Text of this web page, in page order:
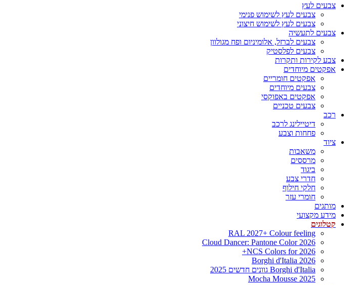
צבעים לעץ
צבעים לעץ לשימוש פנימי
צבעים לעץ לשימוש חיצוני
צבעים לתעשיה
צבעים לברזל, אלומיניום ופח מגולוון
צבעים לפלסטיק
צבע לקירות ותקרות
אפקטים מיוחדים
אפקטים חומריים
צבעים מיוחדים
אפקטים באפוקסי
צבעים טכניים
רכב
דיטיילינג לרכב
פחחות וצבע
ציוד
משאבות
מרססים
ביגוד
חדרי צבע
חלקי חילוף
חומרי עזר
מותגים
מידע מקצועי
קטלוגים
RAL 2027+ Colour feeling
Cloud Dancer: Pantone Color 2026
NCS Colors for 2026+
Borghi d'Italia 2026
Borghi d'Italia גוונים חדשים 2025
Mocha Mousse 2025